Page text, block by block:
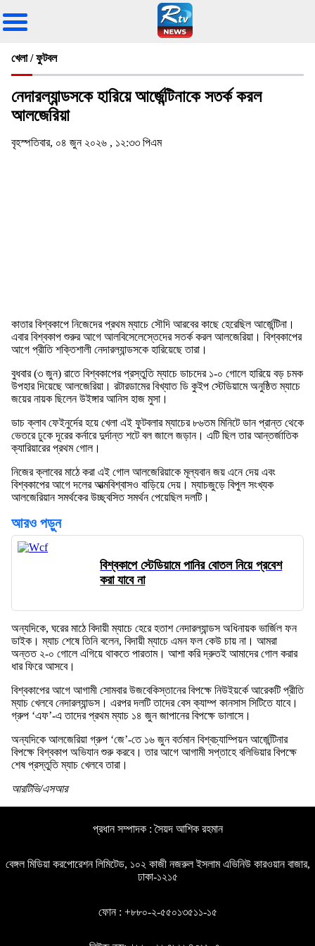
খেলা / ফুটবল
নেদারল্যান্ডসকে হারিয়ে আর্জেন্টিনাকে সতর্ক করল
আলজেরিয়া
বৃহস্পতিবার, ০৪ জুন ২০২৬ , ১২:৩৩ পিএম
কাতার বিশ্বকাপে নিজেদের প্রথম ম্যাচে সৌদি আরবের কাছে হেরেছিল আর্জেন্টিনা।
এবার বিশ্বকাপ শুরুর আগে আলবিসেলেস্তেদের সতর্ক করল আলজেরিয়া। বিশ্বকাপের
আগে প্রীতি শক্তিশালী নেদারল্যান্ডসকে হারিয়েছে তারা।
বুধবার (৩ জুন) রাতে বিশ্বকাপের প্রস্তুতি ম্যাচে ডাচদের ১-০ গোলে হারিয়ে বড় চমক
উপহার দিয়েছে আলজেরিয়া। রটারডামের বিখ্যাত ডি কুইপ স্টেডিয়ামে অনুষ্ঠিত ম্যাচে
জয়ের নায়ক ছিলেন উইঙ্গার আনিস হাজ মুসা।
ডাচ ক্লাব ফেইনুর্দের হয়ে খেলা এই ফুটবলার ম্যাচের ৮৬তম মিনিটে ডান প্রান্ত থেকে
ভেতরে ঢুকে দূরের কর্নারে দুর্দান্ত শটে বল জালে জড়ান। এটি ছিল তার আন্তর্জাতিক
ক্যারিয়ারের প্রথম গোল।
নিজের ক্লাবের মাঠে করা এই গোল আলজেরিয়াকে মূল্যবান জয় এনে দেয় এবং
বিশ্বকাপের আগে দলের আত্মবিশ্বাসও বাড়িয়ে দেয়। ম্যাচজুড়ে বিপুল সংখ্যক
আলজেরিয়ান সমর্থকের উচ্ছ্বসিত সমর্থন পেয়েছিল দলটি।
আরও পড়ুন
বিশ্বকাপে স্টেডিয়ামে পানির বোতল নিয়ে প্রবেশ
করা যাবে না
অন্যদিকে, ঘরের মাঠে বিদায়ী ম্যাচে হেরে হতাশ নেদারল্যান্ডস অধিনায়ক ভার্জিল ফন
ডাইক। ম্যাচ শেষে তিনি বলেন, বিদায়ী ম্যাচে এমন ফল কেউ চায় না। আমরা
অন্তত ২-০ গোলে এগিয়ে থাকতে পারতাম। আশা করি দ্রুতই আমাদের গোল করার
ধার ফিরে আসবে।
বিশ্বকাপের আগে আগামী সোমবার উজবেকিস্তানের বিপক্ষে নিউইয়র্কে আরেকটি প্রীতি
ম্যাচ খেলবে নেদারল্যান্ডস। এরপর দলটি তাদের বেস ক্যাম্প কানসাস সিটিতে যাবে।
গ্রুপ ‘এফ’-এ তাদের প্রথম ম্যাচ ১৪ জুন জাপানের বিপক্ষে ডালাসে।
অন্যদিকে আলজেরিয়া গ্রুপ ‘জে’-তে ১৬ জুন বর্তমান বিশ্বচ্যাম্পিয়ন আর্জেন্টিনার
বিপক্ষে বিশ্বকাপ অভিযান শুরু করবে। তার আগে আগামী সপ্তাহে বলিভিয়ার বিপক্ষে
শেষ প্রস্তুতি ম্যাচ খেলবে তারা।
আরটিভি/এসআর
প্রধান সম্পাদক : সৈয়দ আশিক রহমান
বেঙ্গল মিডিয়া করপোরেশন লিমিটেড, ১০২ কাজী নজরুল ইসলাম এভিনিউ কারওয়ান বাজার,
ঢাকা-১২১৫
ফোন : +৮৮০-২-৫৫০১৩৫১১-১৫